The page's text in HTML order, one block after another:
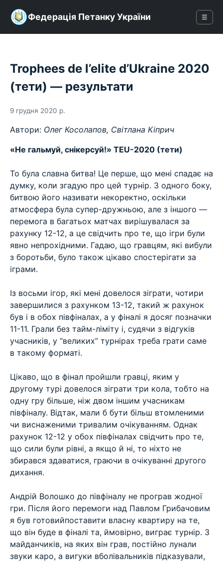
Федерація Петанку України ☰
Trophees de l’elite d’Ukraine 2020
(тети) — результати
9 грудня 2020 р.
Автори: Олег Косолапов, Світлана Кіприч
«Не гальмуй, снікерсуй!» TEU-2020 (тети)
То була славна битва! Це перше, що мені спадає на
думку, коли згадую про цей турнір. З одного боку,
битвою його називати некоректно, оскільки
атмосфера була супер-дружньою, але з іншого —
перемога в багатьох матчах вирішувалася за
рахунку 12-12, а це свідчить про те, що ігри були
явно непрохідними. Гадаю, що гравцям, які вибули
з боротьби, було також цікаво спостерігати за
іграми.
Із восьми ігор, які мені довелося зіграти, чотири
завершилися з рахунком 13-12, такий ж рахунок
був і в обох півфіналах, а у фіналі я досяг позначки
11-11. Грали без тайм-ліміту і, судячи з відгуків
учасників, у “великих” турнірах треба грати саме
в такому форматі.
Цікаво, що в фінал пройшли гравці, яким у
другому турі довелося зіграти три кола, тобто на
одну гру більше, ніж двом іншим учасникам
півфіналу. Відтак, мали б бути більш втомленими
чи виснаженими тривалим очікуванням. Однак
рахунок 12-12 у обох півфіналах свідчить про те,
що сили були рівні, а якщо й ні, то ніхто не
збирався здаватися, граючи в очікуванні другого
дихання.
Андрій Волошко до півфіналу не програв жодної
гри. Після його перемоги над Павлом Грибачовим
я був готовийпоставити власну квартиру на те,
що він буде в фіналі та, ймовірно, виграє турнір. З
майданчиків, на яких він грав, постійно лунали
звуки каро, а вигуки вболівальників підказували,